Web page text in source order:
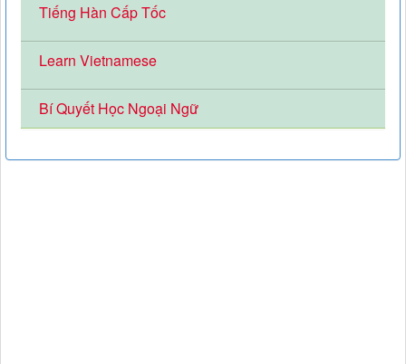
Tiếng Hàn Cấp Tốc
Learn Vietnamese
Bí Quyết Học Ngoại Ngữ